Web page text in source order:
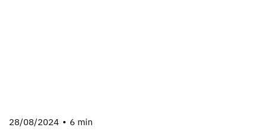
28/08/2024 6 min